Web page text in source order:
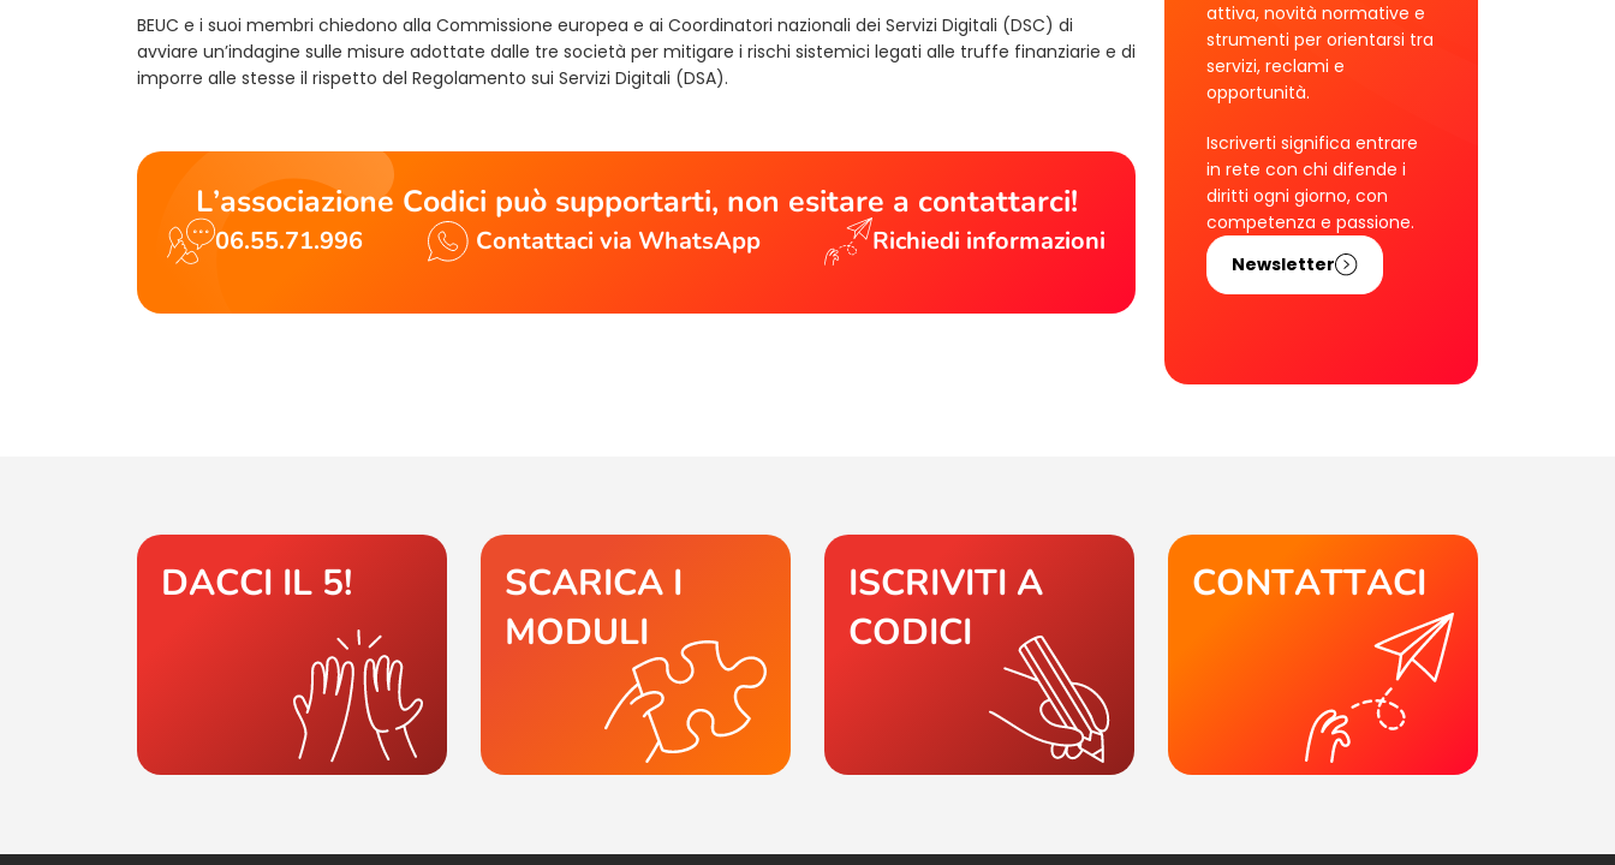
BEUC e i suoi membri chiedono alla Commissione europea e ai Coordinatori nazionali dei Servizi Digitali (DSC) di
avviare un’indagine sulle misure adottate dalle tre società per mitigare i rischi sistemici legati alle truffe finanziarie e di
imporre alle stesse il rispetto del Regolamento sui Servizi Digitali (DSA).
L’associazione Codici può supportarti, non esitare a contattarci!
06.55.71.996 Contattaci via WhatsApp Richiedi informazioni
attiva, novità normative e
strumenti per orientarsi tra
servizi, reclami e
opportunità.
Iscriverti significa entrare
in rete con chi difende i
diritti ogni giorno, con
competenza e passione.
Newsletter
DACCI IL 5!
SCARICA I
MODULI
ISCRIVITI A
CODICI
CONTATTACI